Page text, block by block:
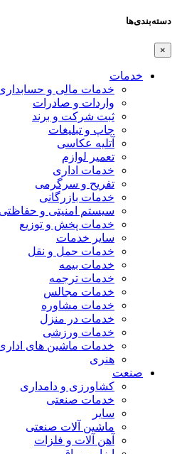
دسته‌بندی‌ها
×
خدمات
خدمات مالی و حسابداری
واردات و صادرات
ثبت شرکت و برند
چاپ و تبلیغات
آتلیه عکاسی
تعمیر لوازم
خدمات اداری
تفریح و سرگرمی
خدمات بازرگانی
سیستم امنیتی و حفاظتی
خدمات پخش و توزیع
سایر خدمات
خدمات حمل و نقل
خدمات بیمه
خدمات ترجمه
خدمات مجالس
خدمات مشاوره
خدمات در منزل
خدمات ورزشی
خدمات ماشین های اداری
هنری
صنعت
کشاورزی و دامداری
خدمات صنعتی
سایر
ماشین آلات صنعتی
آهن آلات و فلزات